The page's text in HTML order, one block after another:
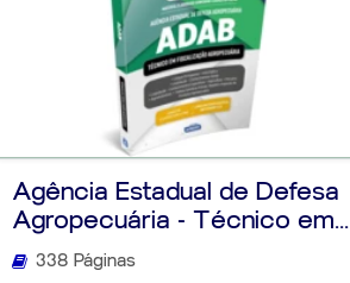
Agência Estadual de Defesa
Agropecuária - Técnico em...
338 Páginas